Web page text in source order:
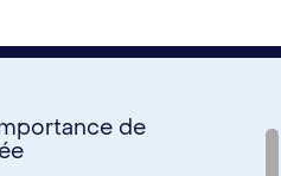
joindre
de